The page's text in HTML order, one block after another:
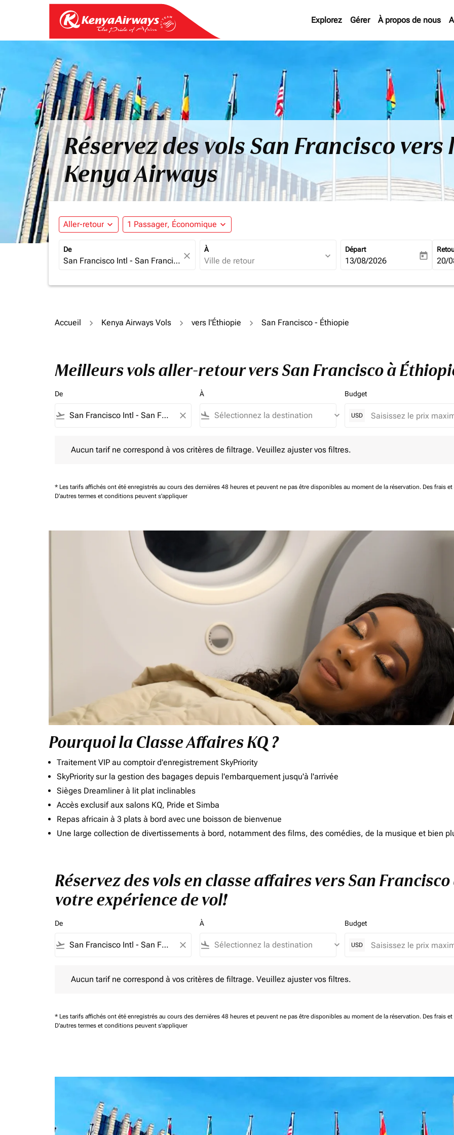
Explorez Gérer À propos de nous
Réservez des vols San Francisco
Kenya Airways
Aller-retour expand_more 1 Passager, Économique expand_more
De
close
À
expand_more
Départ
fc-booking-departure-date-
13/08/2026 today fc-
20/
Accueil Kenya Airways Vols vers l'Éthiopie San Francisco - Éthiopie
Meilleurs vols aller-retour vers San Francisco à
De
flight_takeoff close
À
flight_land keyboard_arrow_down
Budget
USD
Aucun tarif ne correspond à vos critères de filtrage. Veuillez ajuster vos filtres.
* Les tarifs affichés ont été enregistrés au cours des dernières 48 heures et peuvent ne pas être disponibles au moment de la réservation. Des frais
D'autres termes et conditions peuvent s'appliquer
Pourquoi la Classe Affaires KQ ?
Traitement VIP au comptoir d'enregistrement SkyPriority
SkyPriority sur la gestion des bagages depuis l'embarquement jusqu'à l'arrivée
Sièges Dreamliner à lit plat inclinables
Accès exclusif aux salons KQ, Pride et Simba
Repas africain à 3 plats à bord avec une boisson de bienvenue
Une large collection de divertissements à bord, notamment des films, des comédies, de la musique et bien
Réservez des vols en classe affaires vers San
votre expérience de vol!
De
flight_takeoff close
À
flight_land keyboard_arrow_down
Budget
USD
Aucun tarif ne correspond à vos critères de filtrage. Veuillez ajuster vos filtres.
* Les tarifs affichés ont été enregistrés au cours des dernières 48 heures et peuvent ne pas être disponibles au moment de la réservation. Des frais
D'autres termes et conditions peuvent s'appliquer